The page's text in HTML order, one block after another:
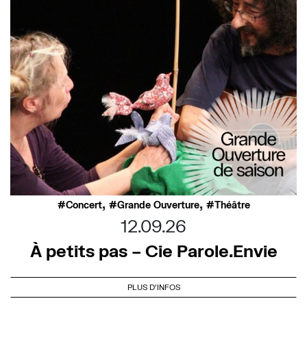
Concert, Grande Ouverture, Théâtre
12.09.26
À petits pas – Cie Parole.Envie
PLUS D'INFOS